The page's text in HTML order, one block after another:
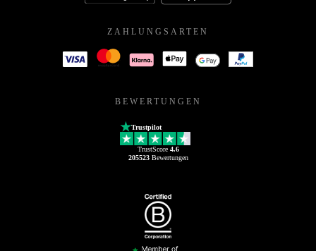
ZAHLUNGSARTEN
BEWERTUNGEN
Trustpilot
TrustScore 4.6
205523Bewertungen